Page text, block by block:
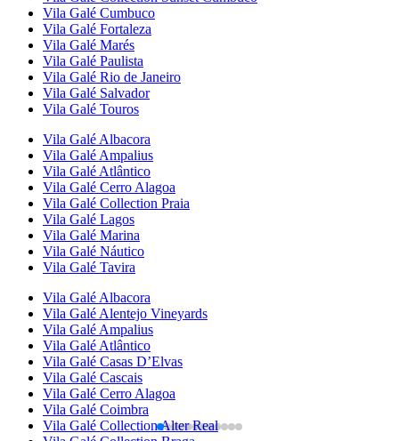
Vila Galé Cumbuco
Vila Galé Fortaleza
Vila Galé Marés
Vila Galé Paulista
Vila Galé Rio de Janeiro
Vila Galé Salvador
Vila Galé Touros
Vila Galé Albacora
Vila Galé Ampalius
Vila Galé Atlântico
Vila Galé Cerro Alagoa
Vila Galé Collection Praia
Vila Galé Lagos
Vila Galé Marina
Vila Galé Náutico
Vila Galé Tavira
Vila Galé Albacora
Vila Galé Alentejo Vineyards
Vila Galé Ampalius
Vila Galé Atlântico
Vila Galé Casas D’Elvas
Vila Galé Cascais
Vila Galé Cerro Alagoa
Vila Galé Coimbra
Vila Galé CollectionAlter Real